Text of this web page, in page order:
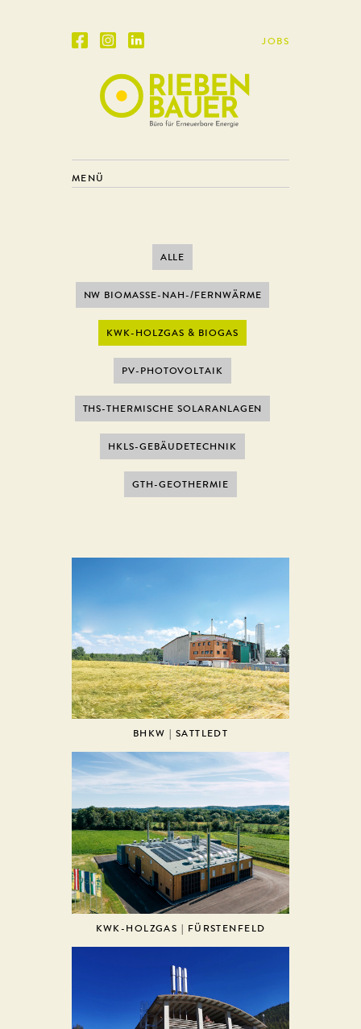
JOBS
MENÜ
ALLE
NW BIOMASSE-NAH-/FERNWÄRME
KWK-HOLZGAS & BIOGAS
PV-PHOTOVOLTAIK
THS-THERMISCHE SOLARANLAGEN
HKLS-GEBÄUDETECHNIK
GTH-GEOTHERMIE
BHKW | SATTLEDT
KWK-HOLZGAS | FÜRSTENFELD